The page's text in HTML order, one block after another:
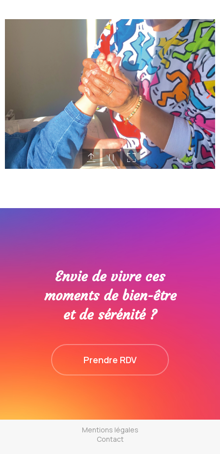
Envie de vivre ces
moments de bien-être
et de sérénité ?
Prendre RDV
Mentions légales
Contact